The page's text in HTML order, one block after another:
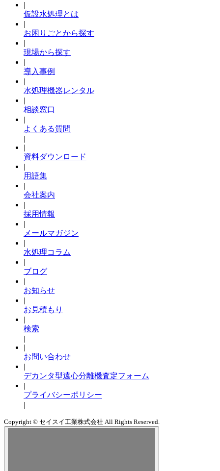
|
仮設水処理とは
|
お困りごとから探す
|
現場から探す
|
導入事例
|
水処理機器レンタル
|
相談窓口
|
よくある質問
|
|
資料ダウンロード
|
用語集
|
会社案内
|
採用情報
|
メールマガジン
|
水処理コラム
|
ブログ
|
お知らせ
|
お見積もり
|
検索
|
|
お問い合わせ
|
デカンタ型遠心分離機査定フォーム
|
プライバシーポリシー
|
Copyright © セイスイ工業株式会社 All Rights Reserved.